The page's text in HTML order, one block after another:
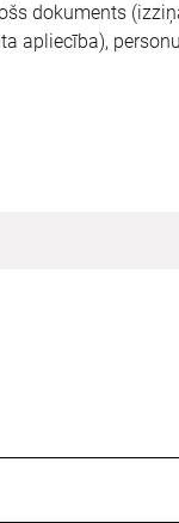
dokuments
apliecība), personu